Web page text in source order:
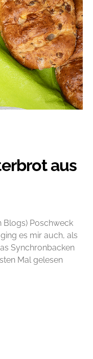
aus
Poschweck
es mir auch, als
Synchronbacken
Mal gelesen